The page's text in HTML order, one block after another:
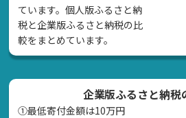
ています。個人版ふるさと納
税と企業版ふるさと納税の比
較をまとめています。
企業版ふるさと納税
①最低寄付金額は10万円